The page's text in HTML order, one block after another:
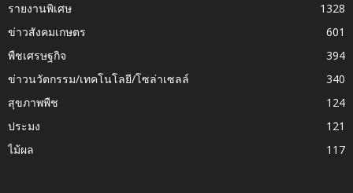
รายงานพิเศษ
1328
ข่าวสังคมเกษตร
601
พืชเศรษฐกิจ
394
ข่าวนวัตกรรม/เทคโนโลยี/โซล่าเซลล์
340
สุขภาพพืช
124
ประมง
121
ไม้ผล
117